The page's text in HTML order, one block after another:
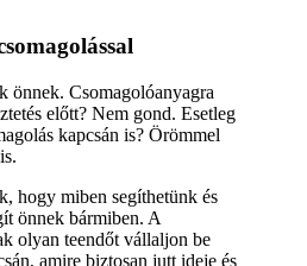
csapatot Tehertaxi azonnal
segít önnek, hívjon és
Hívjon minket és mi